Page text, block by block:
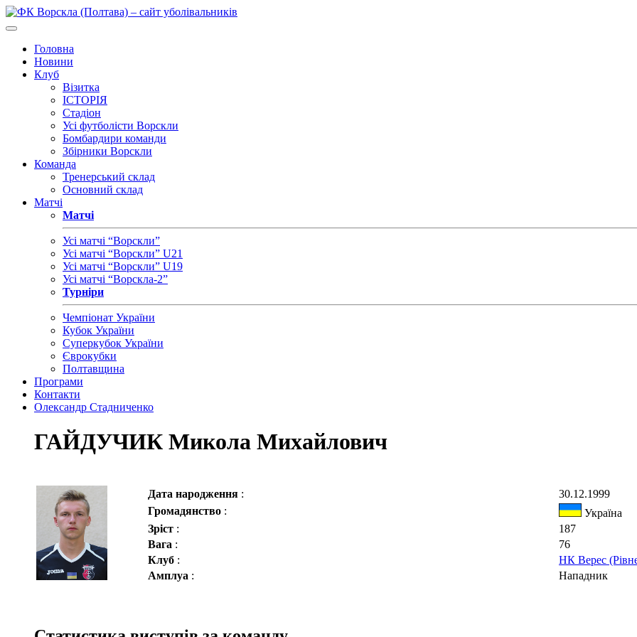
Головна
Новини
Клуб
Візитка
ІСТОРІЯ
Стадіон
Усі футболісти Ворскли
Бомбардири команди
Збірники Ворскли
Команда
Тренерський склад
Основний склад
Матчі
Матчі
Усі матчі “Ворскли”
Усі матчі “Ворскли” U21
Усі матчі “Ворскли” U19
Усі матчі “Ворскла-2”
Турніри
Чемпіонат України
Кубок України
Суперкубок України
Єврокубки
Полтавщина
Програми
Контакти
Олександр Стадниченко
ГАЙДУЧИК Микола Михайлович
Дата народження :
30.12.1999
Громадянство :
Україна
Зріст :
187
Вага :
76
Клуб :
НК Верес
Амплуа : Нападник